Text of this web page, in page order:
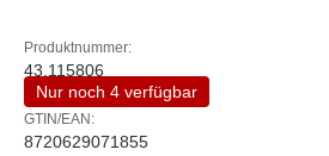
Produktnummer:
43.115806
Nur noch 4 verfügbar
GTIN/EAN:
8720629071855